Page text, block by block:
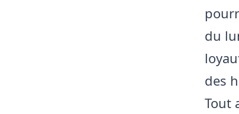
du
des
Tout